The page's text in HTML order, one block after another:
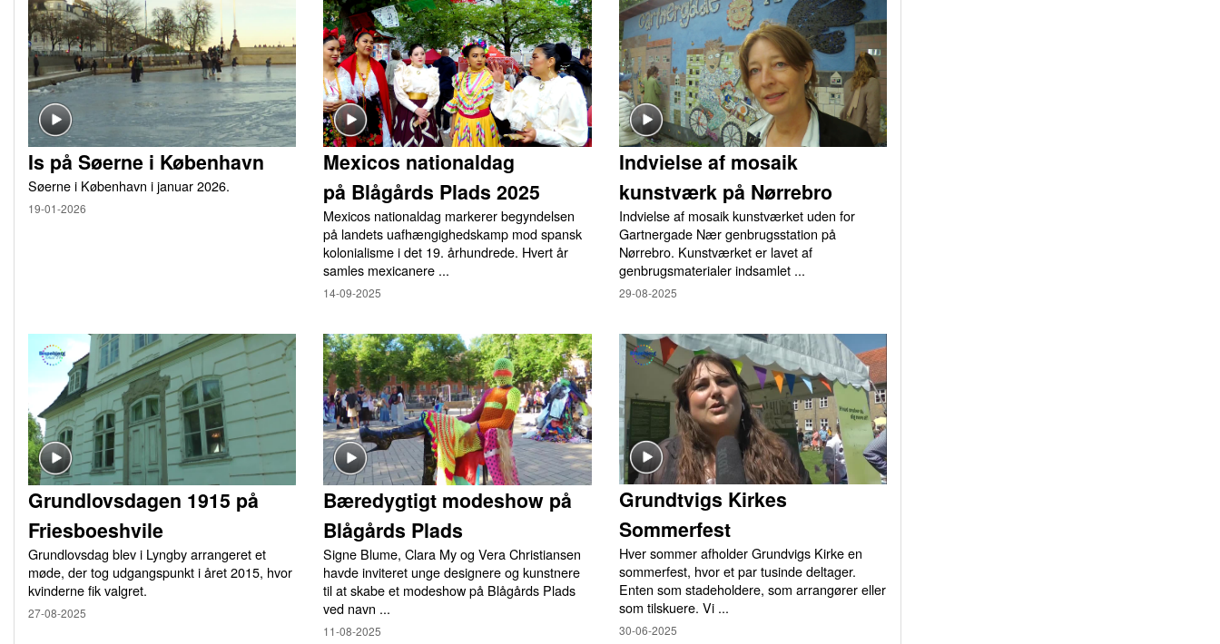
Is på Søerne i København
Søerne i København i januar 2026.
19-01-2026
Mexicos nationaldag
på Blågårds Plads 2025
Mexicos nationaldag markerer begyndelsen
på landets uafhængighedskamp mod spansk
kolonialisme i det 19. århundrede. Hvert år
samles mexicanere ...
14-09-2025
Indvielse af mosaik
kunstværk på Nørrebro
Indvielse af mosaik kunstværket uden for
Gartnergade Nær genbrugsstation på
Nørrebro. Kunstværket er lavet af
genbrugsmaterialer indsamlet ...
29-08-2025
Grundlovsdagen 1915 på
Friesboeshvile
Grundlovsdag blev i Lyngby arrangeret et
møde, der tog udgangspunkt i året 2015, hvor
kvinderne fik valgret.
27-08-2025
Bæredygtigt modeshow på
Blågårds Plads
Signe Blume, Clara My og Vera Christiansen
havde inviteret unge designere og kunstnere
til at skabe et modeshow på Blågårds Plads
ved navn ...
11-08-2025
Grundtvigs Kirkes
Sommerfest
Hver sommer afholder Grundvigs Kirke en
sommerfest, hvor et par tusinde deltager.
Enten som stadeholdere, som arrangører eller
som tilskuere. Vi ...
30-06-2025